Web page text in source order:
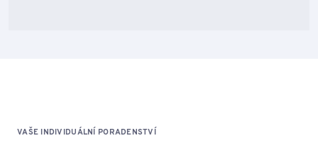
VAŠE INDIVIDUÁLNÍ PORADENSTVÍ